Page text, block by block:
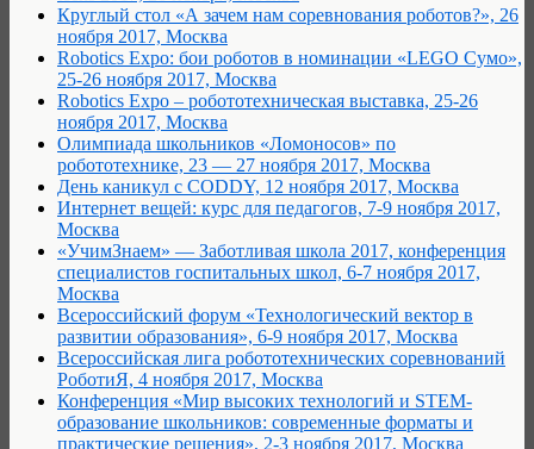
Круглый стол «А зачем нам соревнования роботов?», 26
ноября 2017, Москва
Robotics Expo: бои роботов в номинации «LEGO Сумо»,
25-26 ноября 2017, Москва
Robotics Expo – робототехническая выставка, 25-26
ноября 2017, Москва
Олимпиада школьников «Ломоносов» по
робототехнике, 23 — 27 ноября 2017, Москва
День каникул с CODDY, 12 ноября 2017, Москва
Интернет вещей: курс для педагогов, 7-9 ноября 2017,
Москва
«УчимЗнаем» — Заботливая школа 2017, конференция
специалистов госпитальных школ, 6-7 ноября 2017,
Москва
Всероссийский форум «Технологический вектор в
развитии образования», 6-9 ноября 2017, Москва
Всероссийская лига робототехнических соревнований
РоботиЯ, 4 ноября 2017, Москва
Конференция «Мир высоких технологий и STEM-
образование школьников: современные форматы и
практические решения», 2-3 ноября 2017, Москва